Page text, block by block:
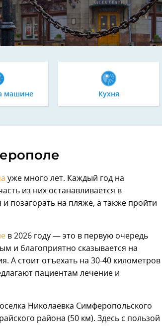
машине Кухня
уже много лет. Каждый год на
из них останавливается в
позагорать на пляже, а также пройти
в 2026 году — это в первую очередь
и благоприятно сказывается на
А стоит отъехать на 30-40 километров
пациентам лечение и
Николаевка Симферопольского
района (50 км). Здесь с пользой